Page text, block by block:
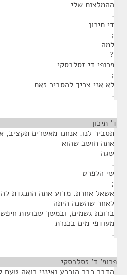
ההמלצות שלי
.
די תיכון
;
למה
?
פרופי די זסלבסקי
;
לא אני צריך להסביר זאת
.
ד' תיכון
תסביר לנו. אנחנו מאשרים תקציב,
אתה חושב שהוא
שגה
.
שי הלפרט
;
אשאל אחרת. מדוע אתה התנגדת
לאחר שהשנה היתה
ברוכת גשמים, ובמשך שבועות
מעודפי מים בכנרת
.
פרופ' ד' זסלבסקי
הדבר כבר הוכרע ואינני רואה טעם